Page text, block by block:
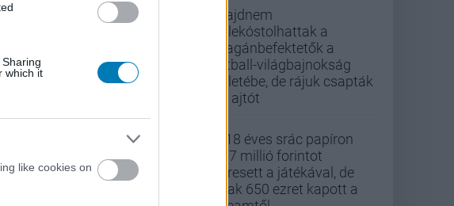
which it
like cookies on
Majdnem
belekóstolhattak a
magánbefektetők a
futball-világbajnokság
üzletébe, de rájuk csapták
az ajtót
A 18 éves srác papíron
437 millió forintot
keresett a játékával, de
csak 650 ezret kapott a